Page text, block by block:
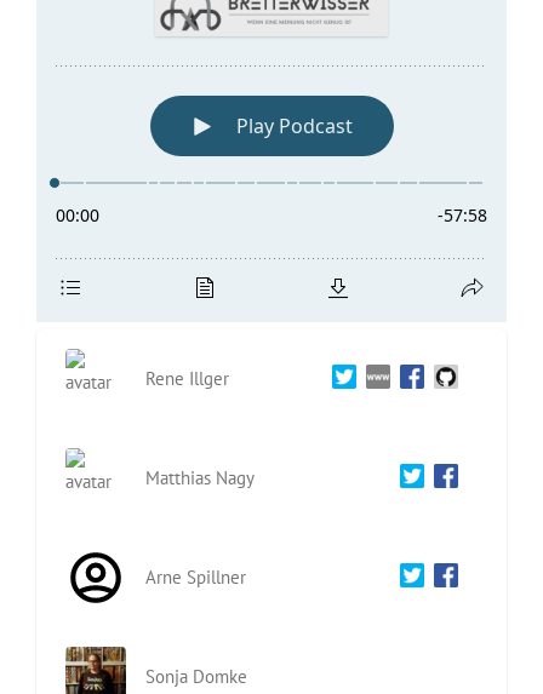
Rene Illger
Matthias Nagy
Arne Spillner
Sonja Domke